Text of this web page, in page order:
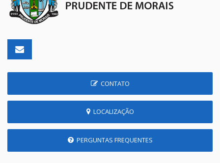
CONTATO
LOCALIZAÇÃO
PERGUNTAS FREQUENTES